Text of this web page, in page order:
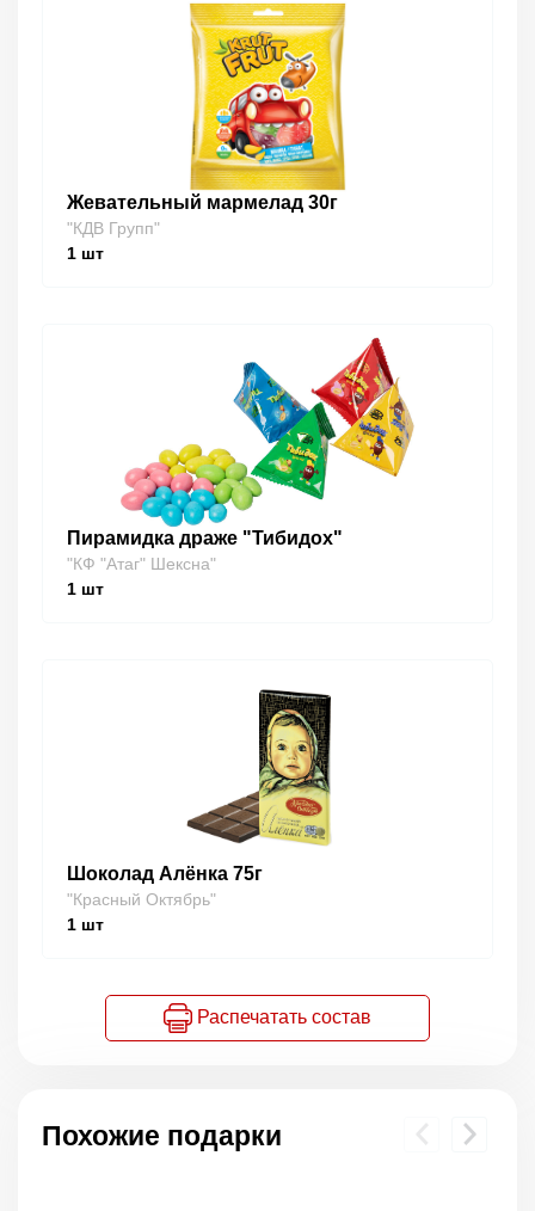
Жевательный мармелад 30г
"КДВ Групп"
1 шт
Пирамидка драже "Тибидох"
"КФ "Атаг" Шексна"
1 шт
Шоколад Алёнка 75г
"Красный Октябрь"
1 шт
Распечатать состав
Похожие подарки